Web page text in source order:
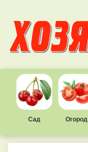
Сад Огород